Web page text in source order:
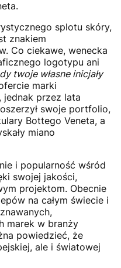
splotu skóry,
znakiem
Co ciekawe, wenecka
logotypu ani
twoje własne inicjały
marki
jednak przez lata
swoje portfolio,
Bottego Veneta, a
miano
i popularność wśród
swojej jakości,
projektom. Obecnie
na całym świecie i
marek w branży
powiedzieć, że
ale i światowej